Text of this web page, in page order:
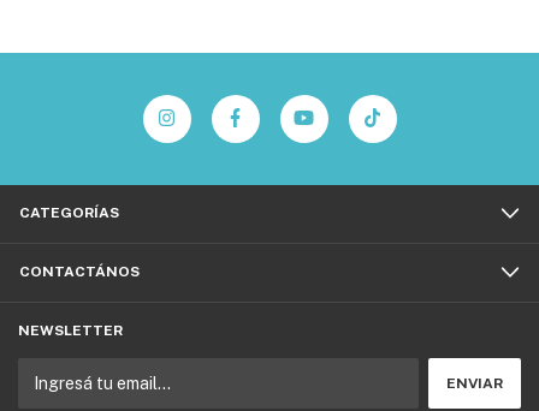
CATEGORÍAS
CONTACTÁNOS
NEWSLETTER